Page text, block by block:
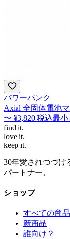
パワーバンク
Axial 全固体電池
〜 ¥3,820 税込最小
find it.
love it.
keep it.
30年愛されつづけ
パートナー。
ショップ
すべての商品
新商品
誰向け？